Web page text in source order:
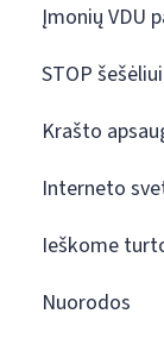
Įmonių VDU
STOP šešėliui
Krašto
Interneto
Ieškome
Nuorodos